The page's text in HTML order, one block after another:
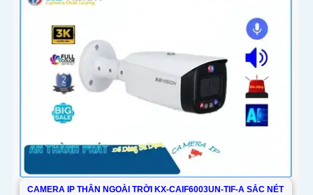
CAMERA IP THÂN NGOÀI TRỜI KX-CAIF6003UN-TIF-A SẮC NÉT